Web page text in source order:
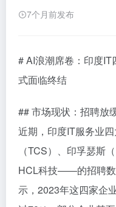
7个月前发布
# AI浪潮席卷：印度
式面临终结
## 市场现状：招聘放
近期，印度IT服务业
（TCS）、印孚瑟斯
HCL科技——的招聘数
示，2023年这四家企